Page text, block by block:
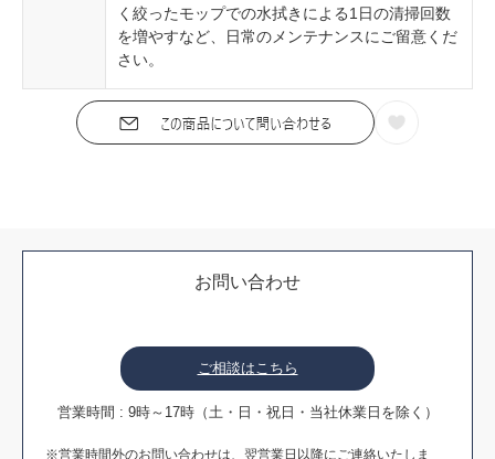
く絞ったモップでの水拭きによる1日の清掃回数
を増やすなど、日常のメンテナンスにご留意くだ
さい。
お問い合わせ
ご相談はこちら
営業時間 : 9時～17時（土・日・祝日・当社休業日を除く）
※営業時間外のお問い合わせは、翌営業日以降にご連絡いたしま